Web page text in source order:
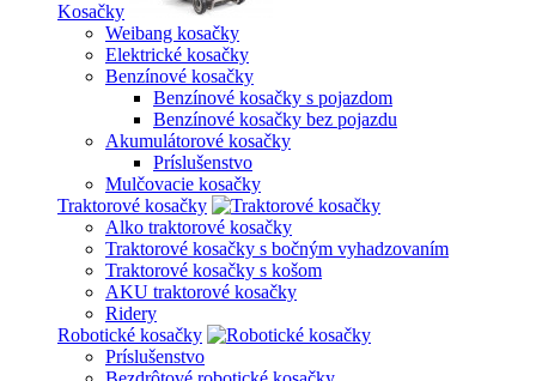
Kosačky
Weibang kosačky
Elektrické kosačky
Benzínové kosačky
Benzínové kosačky s pojazdom
Benzínové kosačky bez pojazdu
Akumulátorové kosačky
Príslušenstvo
Mulčovacie kosačky
Traktorové kosačky
Alko traktorové kosačky
Traktorové kosačky s bočným vyhadzovaním
Traktorové kosačky s košom
AKU traktorové kosačky
Ridery
Robotické kosačky
Príslušenstvo